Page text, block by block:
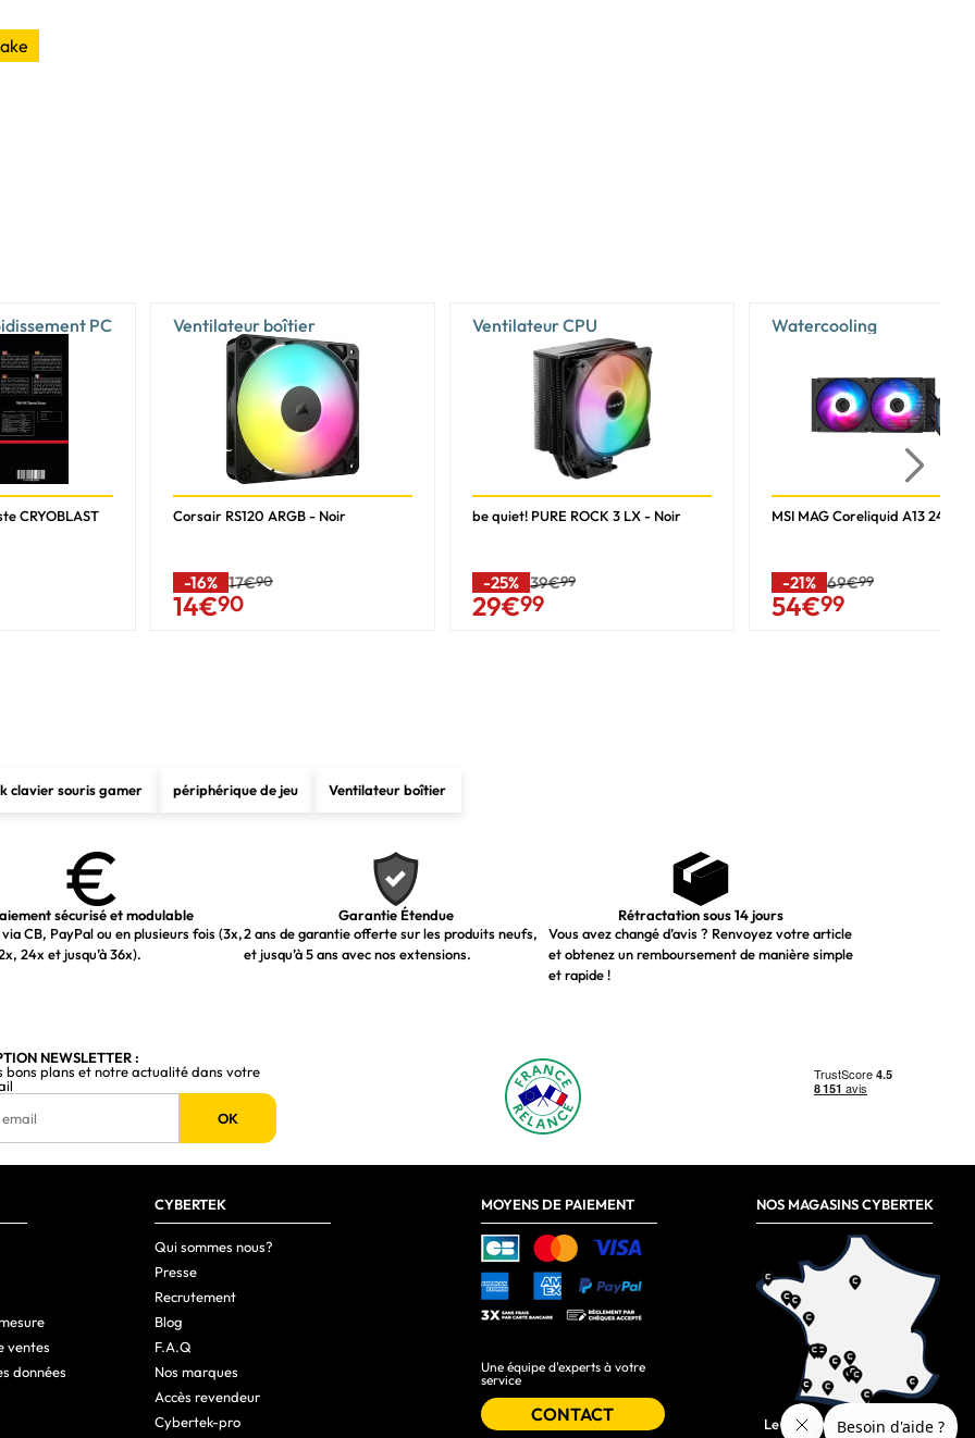
3x 120 mm
3
120 mm
0 - 1000 tr/min
120,140,240,280 mm
Non
120,240,360 mm
120 mm
120,240,360 mm
2.5,3.5"
285 mm
442 mm
PC
CRYOBLAST
Ventilateur boîtier
Corsair RS120 ARGB - Noir
-16% 17€90
14€90
Ventilateur CPU
be quiet! PURE ROCK 3 LX - Noir
-25% 39€99
29€99
Watercooling
MSI MAG Coreliquid A13 240 -
-21% 69€99
54€99
clavier souris gamer périphérique de jeu Ventilateur boîtier
sécurisé et modulable
CB, PayPal ou en plusieurs fois (3x,
24x et jusqu’à 36x).
Garantie Étendue
2 ans de garantie offerte sur les produits neufs,
et jusqu’à 5 ans avec nos extensions.
Rétractation sous 14 jours
Vous avez changé d’avis ? Renvoyez votre article
et obtenez un remboursement de manière simple
et rapide !
NEWSLETTER :
bons plans et notre actualité dans votre
OK
ventes
données
CYBERTEK
Qui sommes nous?
Presse
Recrutement
Blog
F.A.Q
Nos marques
Accès revendeur
Cybertek-pro
MOYENS DE PAIEMENT
Une équipe d'experts à votre
service
CONTACT
NOS MAGASINS CYBERTEK
Le plus près de chez vous :